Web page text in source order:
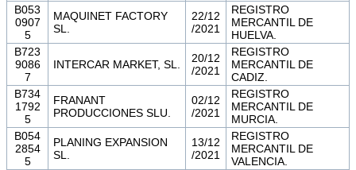
B053
0907
5
MAQUINET FACTORY
SL.
22/12
/2021
REGISTRO
MERCANTIL DE
HUELVA.
B723
9086
7
INTERCAR MARKET, SL.
20/12
/2021
REGISTRO
MERCANTIL DE
CADIZ.
B734
1792
5
FRANANT
PRODUCCIONES SLU.
02/12
/2021
REGISTRO
MERCANTIL DE
MURCIA.
B054
2854
5
PLANING EXPANSION
SL.
13/12
/2021
REGISTRO
MERCANTIL DE
VALENCIA.